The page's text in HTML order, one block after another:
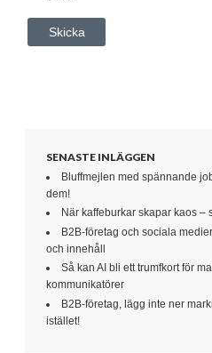
SENASTE INLÄGGEN
Bluffmejlen med spännande
dem!
När kaffeburkar skapar kaos –
B2B-företag och sociala
och innehåll
Så kan AI bli ett trumfkort för
kommunikatörer
B2B-företag, lägg inte ner
istället!